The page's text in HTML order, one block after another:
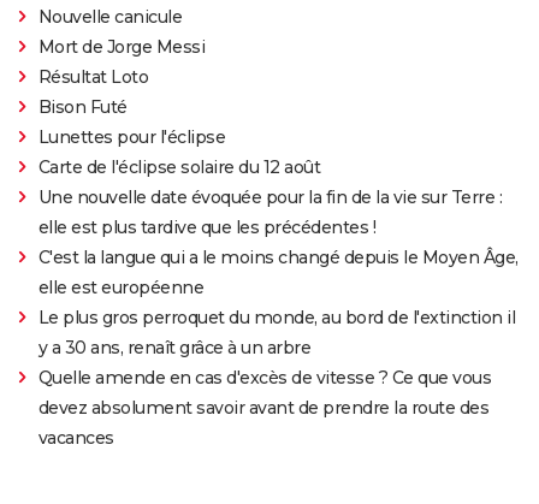
Nouvelle canicule
Mort de Jorge Messi
Résultat Loto
Bison Futé
Lunettes pour l'éclipse
Carte de l'éclipse solaire du 12 août
Une nouvelle date évoquée pour la fin de la vie sur Terre :
elle est plus tardive que les précédentes !
C'est la langue qui a le moins changé depuis le Moyen Âge,
elle est européenne
Le plus gros perroquet du monde, au bord de l'extinction il
y a 30 ans, renaît grâce à un arbre
Quelle amende en cas d'excès de vitesse ? Ce que vous
devez absolument savoir avant de prendre la route des
vacances